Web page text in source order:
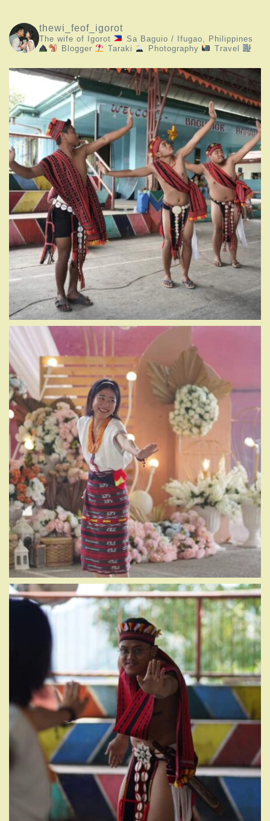
thewi_feof_igorot
The wife of Igorot
Sa Baguio / Ifugao, Philippines
Blogger
Taraki Photography Travel